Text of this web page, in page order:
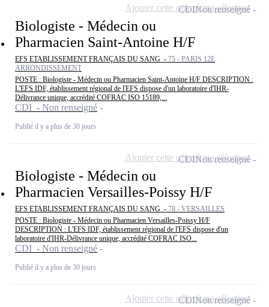
Biologiste - Médecin ou
Pharmacien Saint-Antoine H/F
EFS ETABLISSEMENT FRANÇAIS DU SANG - 75 - PARIS 12E
ARRONDISSEMENT
POSTE : Biologiste - Médecin ou Pharmacien Saint-Antoine H/F DESCRIPTION :
L'EFS IDF, établissement régional de l'EFS dispose d'un laboratoire d'IHR-
Délivrance unique, accrédité COFRAC ISO 15189,...
CDI - Non renseigné
Publié il y a plus de 30 jours
CDINon renseigné
Ajouter cette offre à ma sélection
Biologiste - Médecin ou
Pharmacien Versailles-Poissy H/F
EFS ETABLISSEMENT FRANÇAIS DU SANG - 78 - VERSAILLES
POSTE : Biologiste - Médecin ou Pharmacien Versailles-Poissy H/F
DESCRIPTION : L'EFS IDF, établissement régional de l'EFS dispose d'un
laboratoire d'IHR-Délivrance unique, accrédité COFRAC ISO...
CDI - Non renseigné
Publié il y a plus de 30 jours
CDINon renseigné
Ajouter cette offre à ma sélection
CDINon renseigné
Ajouter cette offre à ma sélection